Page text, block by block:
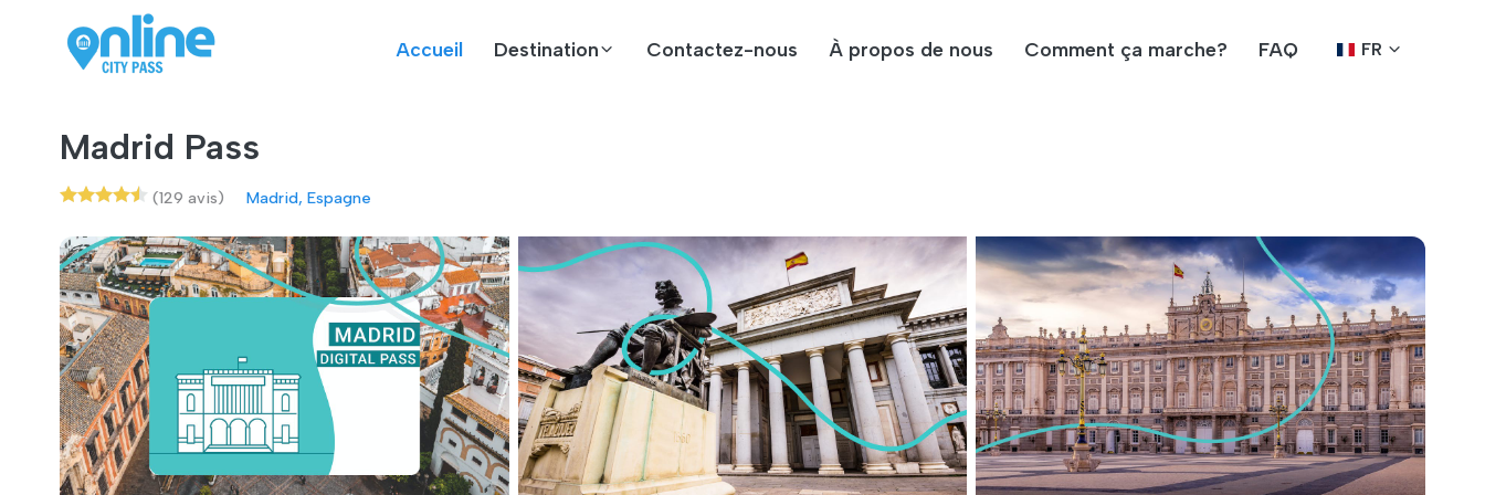
Accueil Destination Contactez-nous À propos de nous Comment ça marche? FAQ FR
Madrid Pass
(129 avis) Madrid, Espagne